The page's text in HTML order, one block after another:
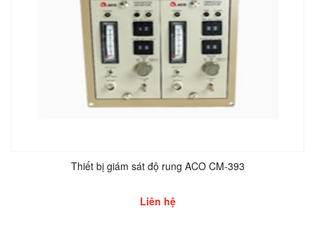
Thiết bị giám sát độ rung ACO CM-393
Liên hệ